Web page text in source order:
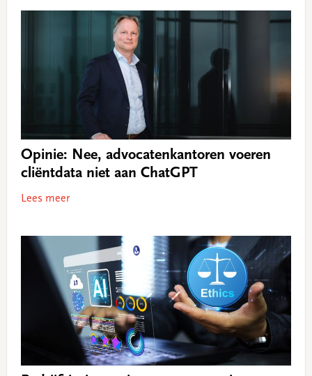
Opinie: Nee, advocatenkantoren voeren
cliëntdata niet aan ChatGPT
Lees meer